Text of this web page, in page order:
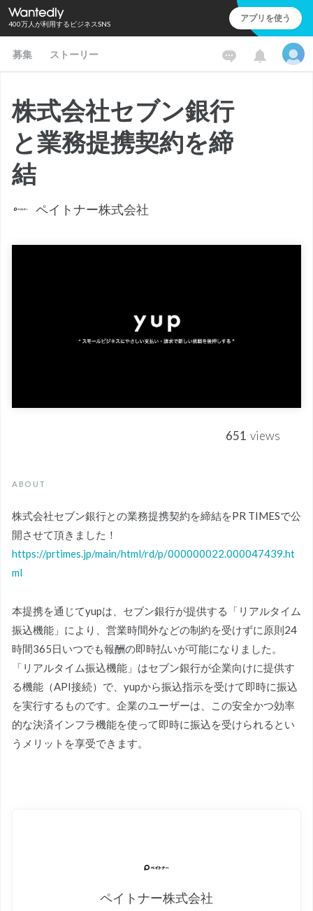
400万人が利用するビジネスSNS アプリを使う
募集 ストーリー
株式会社セブン銀行
と業務提携契約を締
結
ペイトナー株式会社
651 views
ABOUT
株式会社セブン銀行との業務提携契約を締結をPR TIMESで公
開させて頂きました！
https://prtimes.jp/main/html/rd/p/000000022.000047439.ht
ml
本提携を通じてyupは、セブン銀行が提供する「リアルタイム
振込機能」により、営業時間外などの制約を受けずに原則24
時間365日いつでも報酬の即時払いが可能になりました。
「リアルタイム振込機能」はセブン銀行が企業向けに提供す
る機能（API接続）で、yupから振込指示を受けて即時に振込
を実行するものです。企業のユーザーは、この安全かつ効率
的な決済インフラ機能を使って即時に振込を受けられるとい
うメリットを享受できます。
ペイトナー株式会社